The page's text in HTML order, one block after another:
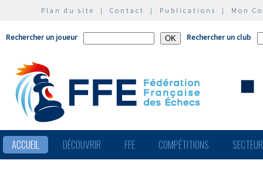
Plan du site | Contact | Publications | Mon
Rechercher un joueur Rechercher un club
ACCUEIL DÉCOUVRIR FFE COMPÉTITIONS